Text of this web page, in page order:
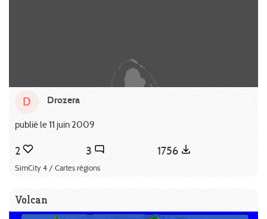
D Drozera
publié le 11 juin 2009
2 3 1756
SimCity 4 / Cartes régions
Volcan